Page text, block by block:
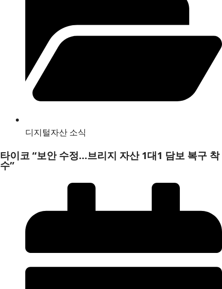
디지털자산 소식
타이코 “보안 수정…브리지 자산 1대1 담보 복구 착
수”